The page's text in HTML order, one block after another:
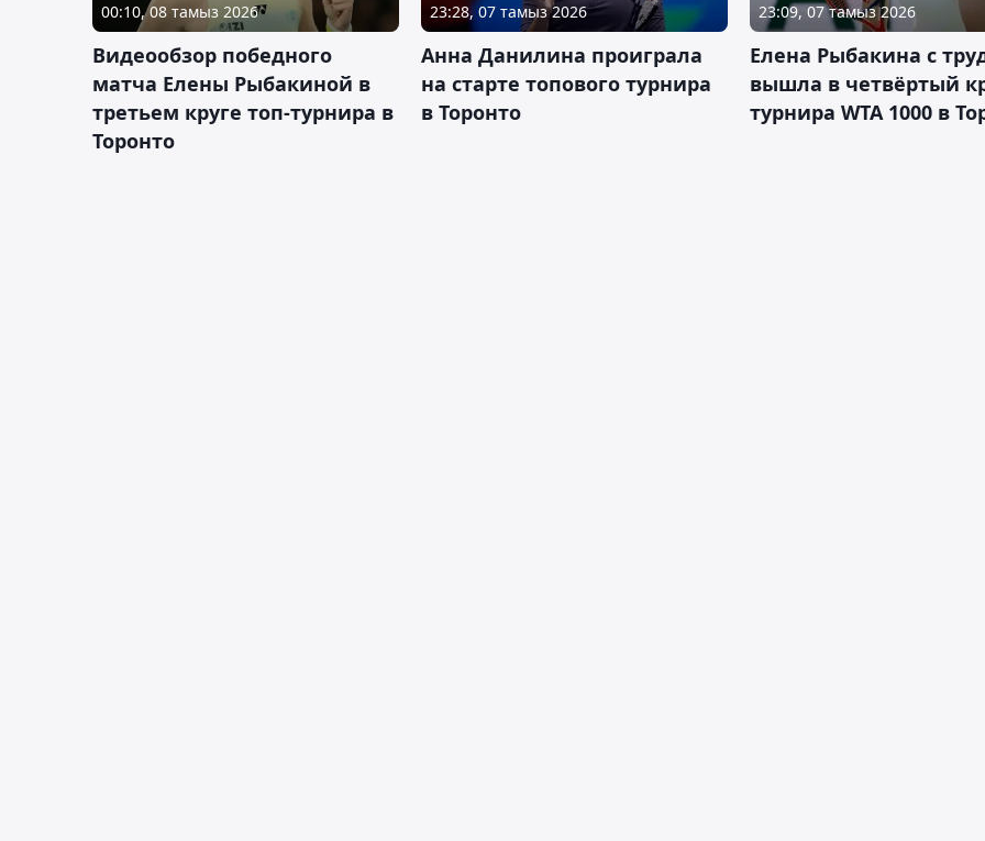
00:10, 08 тамыз 2026
Видеообзор победного
матча Елены Рыбакиной в
третьем круге топ-турнира в
Торонто
23:28, 07 тамыз 2026
Анна Данилина проиграла
на старте топового турнира
в Торонто
23:09, 07 тамыз 2026
Елена Рыбакина с
вышла в четвёртый
турнира WTA 1000 в